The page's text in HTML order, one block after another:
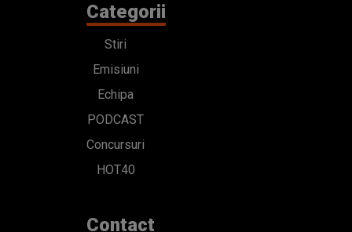
Categorii
Stiri
Emisiuni
Echipa
PODCAST
Concursuri
HOT40
Contact